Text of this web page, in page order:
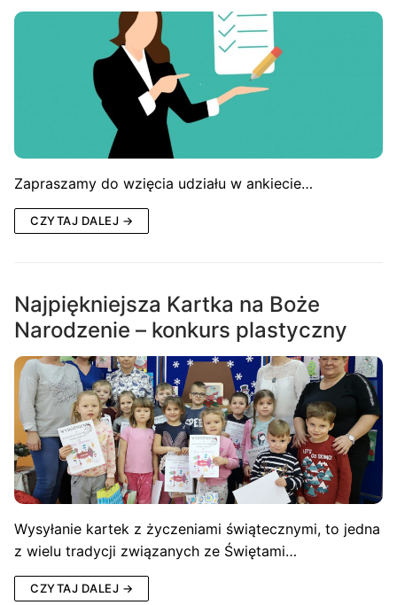
Zapraszamy do wzięcia udziału w ankiecie…
CZYTAJ DALEJ →
Najpiękniejsza Kartka na Boże
Narodzenie – konkurs plastyczny
Wysyłanie kartek z życzeniami świątecznymi, to jedna
z wielu tradycji związanych ze Świętami…
CZYTAJ DALEJ →